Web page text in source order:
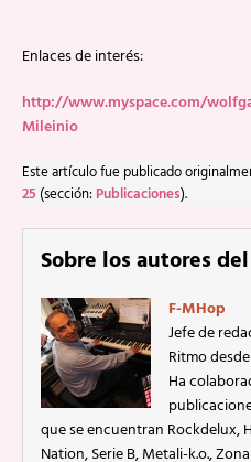
Enlaces de interés:
http://www.myspace.com/
Mileinio
Este artículo fue publicado
25 (sección: Publicaciones).
Sobre los autores
F-MHop
Jefe de
Ritmo
Ha
que se encuentran Rockdelux,
Nation, Serie B, Metali-k.o.,